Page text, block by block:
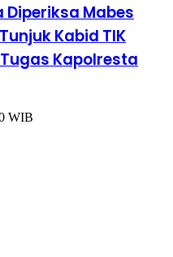
Diperiksa Mabes
Kabid TIK
Kapolresta
WIB